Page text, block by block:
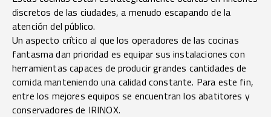
discretos de las ciudades, a menudo escapando de la
atención del público.
Un aspecto crítico al que los operadores de las cocinas
fantasma dan prioridad es equipar sus instalaciones con
herramientas capaces de producir grandes cantidades de
comida manteniendo una calidad constante. Para este fin,
entre los mejores equipos se encuentran los abatitores y
conservadores de IRINOX.